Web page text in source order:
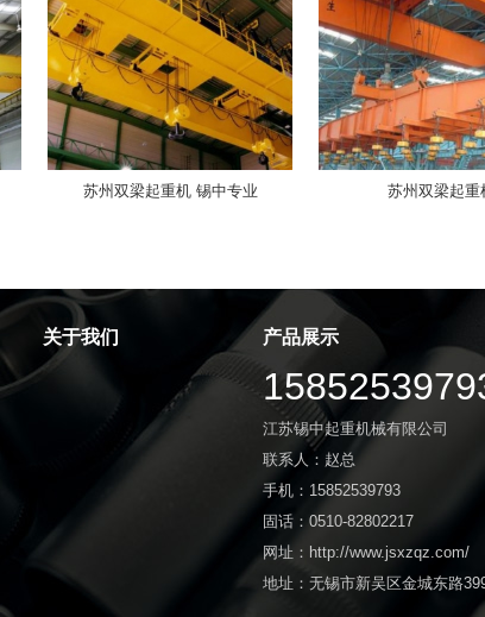
苏州双梁起重机 锡中专业 苏州双梁起重
关于我们 产品展示
江苏锡中起重机械有限公司
联系人：赵总
手机：15852539793
固话：0510-82802217
网址：http://www.jsxzqz.com/
地址：无锡市新吴区金城东路